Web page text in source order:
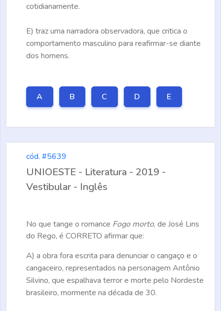
cotidianamente.
E) traz uma narradora observadora, que critica o
comportamento masculino para reafirmar-se diante
dos homens.
A B C D E
cód. #5639
UNIOESTE - Literatura - 2019 -
Vestibular - Inglês
No que tange o romance Fogo morto, de José Lins
do Rego, é CORRETO afirmar que:
A) a obra fora escrita para denunciar o cangaço e o
cangaceiro, representados na personagem Antônio
Silvino, que espalhava terror e morte pelo Nordeste
brasileiro, mormente na década de 30.